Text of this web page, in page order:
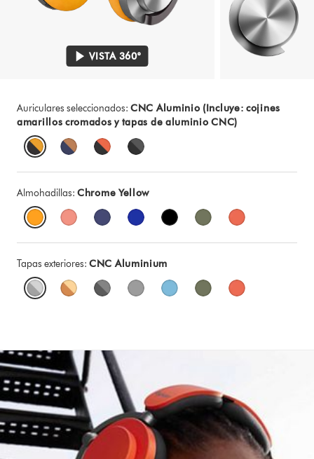
VISTA 360°
Auriculares seleccionados: CNC Aluminio (Incluye: cojines
amarillos cromados y tapas de aluminio CNC)
Almohadillas: Chrome Yellow
Tapas exteriores: CNC Aluminium
This
is
a
carousel
with
slides.
Use